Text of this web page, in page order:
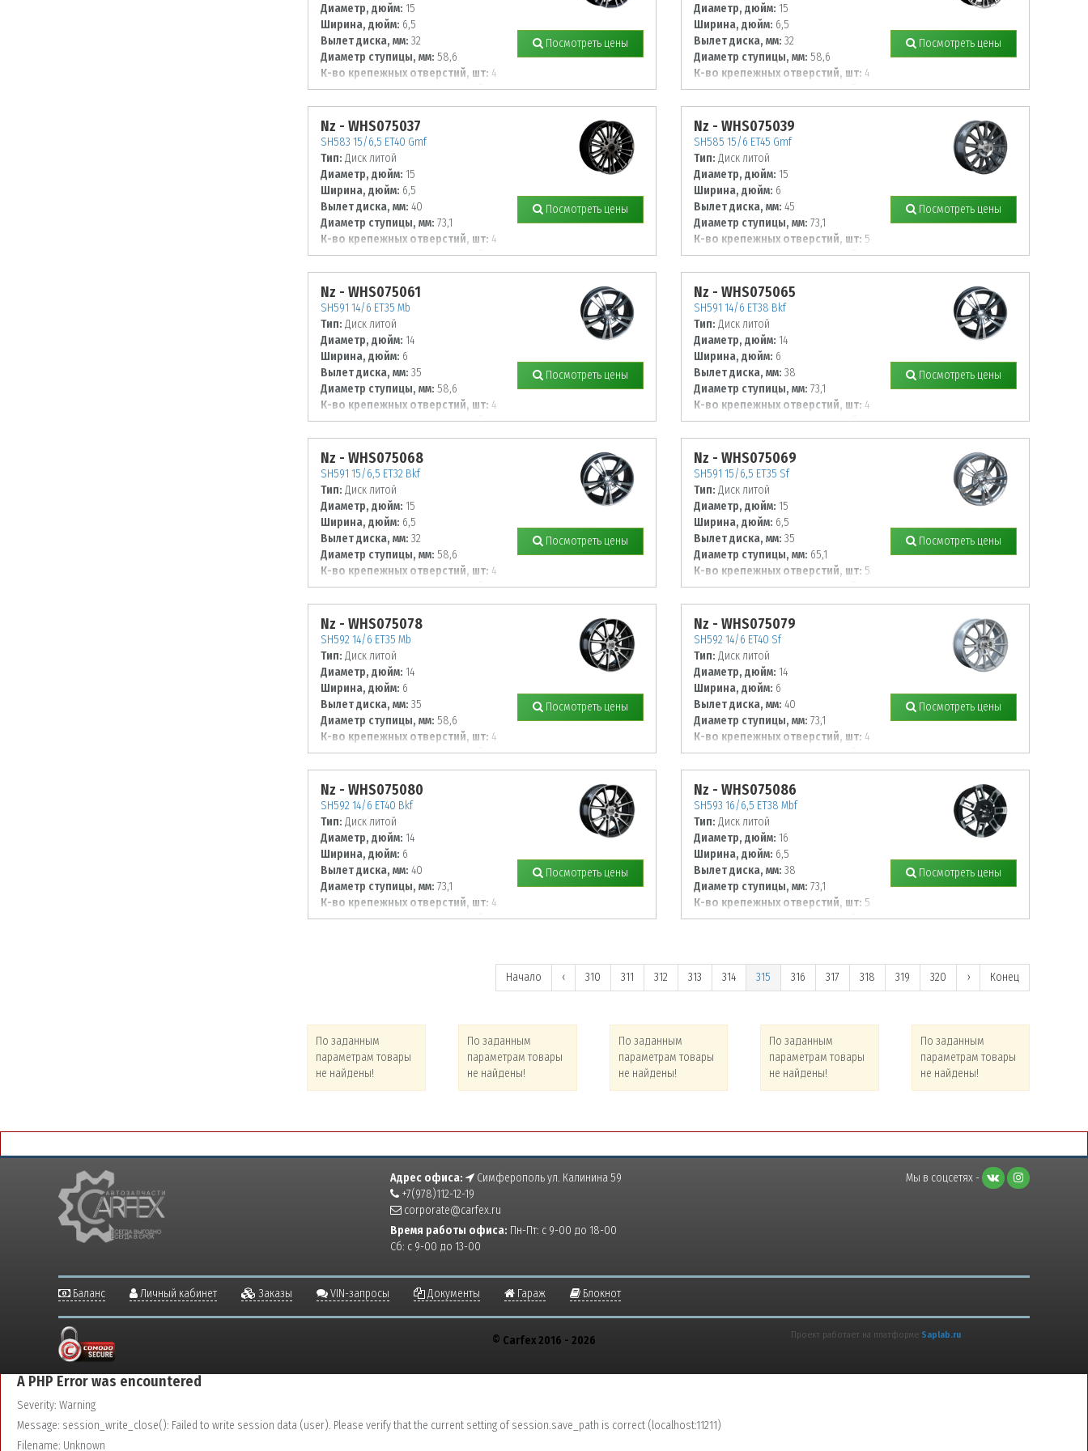
Диаметр, дюйм: 15
Ширина, дюйм: 6,5
Вылет диска, мм: 32
Диаметр ступицы, мм: 58,6
К-во крепежных отверстий, шт: 4
Диаметр располож. отверстий, мм:
98
Посмотреть цены
Диаметр, дюйм: 15
Ширина, дюйм: 6,5
Вылет диска, мм: 32
Диаметр ступицы, мм: 58,6
К-во крепежных отверстий, шт: 4
Диаметр располож. отверстий, мм:
98
Посмотреть цены
Nz - WHS075037
SH583 15/6,5 ET40 Gmf
Тип: Диск литой
Диаметр, дюйм: 15
Ширина, дюйм: 6,5
Вылет диска, мм: 40
Диаметр ступицы, мм: 73,1
К-во крепежных отверстий, шт: 4
Диаметр располож. отверстий, мм:
114,3
Посмотреть цены
Nz - WHS075039
SH585 15/6 ET45 Gmf
Тип: Диск литой
Диаметр, дюйм: 15
Ширина, дюйм: 6
Вылет диска, мм: 45
Диаметр ступицы, мм: 73,1
К-во крепежных отверстий, шт: 5
Диаметр располож. отверстий, мм:
114,3
Посмотреть цены
Nz - WHS075061
SH591 14/6 ET35 Mb
Тип: Диск литой
Диаметр, дюйм: 14
Ширина, дюйм: 6
Вылет диска, мм: 35
Диаметр ступицы, мм: 58,6
К-во крепежных отверстий, шт: 4
Диаметр располож. отверстий, мм:
98
Посмотреть цены
Nz - WHS075065
SH591 14/6 ET38 Bkf
Тип: Диск литой
Диаметр, дюйм: 14
Ширина, дюйм: 6
Вылет диска, мм: 38
Диаметр ступицы, мм: 73,1
К-во крепежных отверстий, шт: 4
Диаметр располож. отверстий, мм:
100
Посмотреть цены
Nz - WHS075068
SH591 15/6,5 ET32 Bkf
Тип: Диск литой
Диаметр, дюйм: 15
Ширина, дюйм: 6,5
Вылет диска, мм: 32
Диаметр ступицы, мм: 58,6
К-во крепежных отверстий, шт: 4
Диаметр располож. отверстий, мм:
98
Посмотреть цены
Nz - WHS075069
SH591 15/6,5 ET35 Sf
Тип: Диск литой
Диаметр, дюйм: 15
Ширина, дюйм: 6,5
Вылет диска, мм: 35
Диаметр ступицы, мм: 65,1
К-во крепежных отверстий, шт: 5
Диаметр располож. отверстий, мм:
110
Посмотреть цены
Nz - WHS075078
SH592 14/6 ET35 Mb
Тип: Диск литой
Диаметр, дюйм: 14
Ширина, дюйм: 6
Вылет диска, мм: 35
Диаметр ступицы, мм: 58,6
К-во крепежных отверстий, шт: 4
Диаметр располож. отверстий, мм:
98
Посмотреть цены
Nz - WHS075079
SH592 14/6 ET40 Sf
Тип: Диск литой
Диаметр, дюйм: 14
Ширина, дюйм: 6
Вылет диска, мм: 40
Диаметр ступицы, мм: 73,1
К-во крепежных отверстий, шт: 4
Диаметр располож. отверстий, мм:
100
Посмотреть цены
Nz - WHS075080
SH592 14/6 ET40 Bkf
Тип: Диск литой
Диаметр, дюйм: 14
Ширина, дюйм: 6
Вылет диска, мм: 40
Диаметр ступицы, мм: 73,1
К-во крепежных отверстий, шт: 4
Диаметр располож. отверстий, мм:
Посмотреть цены
Nz - WHS075086
SH593 16/6,5 ET38 Mbf
Тип: Диск литой
Диаметр, дюйм: 16
Ширина, дюйм: 6,5
Вылет диска, мм: 38
Диаметр ступицы, мм: 73,1
К-во крепежных отверстий, шт: 5
Диаметр располож. отверстий, мм:
Посмотреть цены
Начало ‹ 310 311 312 313 314 315 316 317 318 319 320 › Конец
По заданным
параметрам товары
не найдены!
По заданным
параметрам товары
не найдены!
По заданным
параметрам товары
не найдены!
По заданным
параметрам товары
не найдены!
По заданным
параметрам товары
не найдены!
Адрес офиса:
Симферополь ул. Калинина 59
+7(978)112-12-19
corporate@carfex.ru
Время работы офиса: Пн-Пт: с 9-00 до 18-00
Сб: с 9-00 до 13-00
Мы в соцсетях -
Баланс Личный кабинет Заказы VIN-запросы Документы Гараж Блокнот
© Carfex 2016 - 2026 Проект работает на платформе Saplab.ru
A PHP Error was encountered
Severity: Warning
Message: session_write_close(): Failed to write session data (user). Please verify that the current setting of session.save_path is correct (localhost:11211)
Filename: Unknown